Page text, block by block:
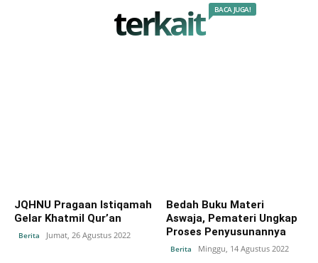
terkait BACA JUGA!
JQHNU Pragaan Istiqamah
Gelar Khatmil Qur’an
Berita Jumat, 26 Agustus 2022
Bedah Buku Materi
Aswaja, Pemateri Ungkap
Proses Penyusunannya
Berita Minggu, 14 Agustus 2022